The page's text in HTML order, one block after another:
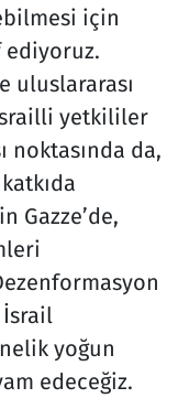
için
uluslararası
yetkililer
noktasında da,
Gazze’de,
yoğun
edeceğiz.